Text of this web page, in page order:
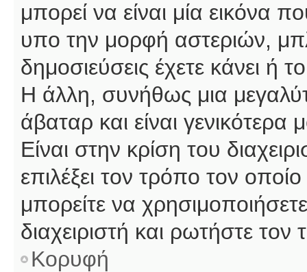
μπορεί να είναι μία εικόνα
υπο την μορφή αστεριών,
δημοσιεύσεις έχετε κάνει
Η άλλη, συνήθως μια
άβαταρ και είναι
Είναι στην κρίση του
επιλέξει τον τρόπο τον
μπορείτε να
διαχειριστή και ρωτήστε τον
Κορυφή